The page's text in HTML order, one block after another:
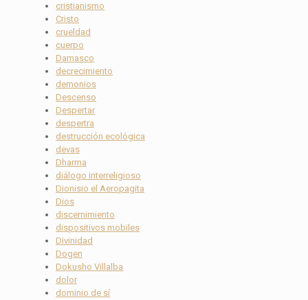
cristianismo
Cristo
crueldad
cuerpo
Damasco
decrecimiento
demonios
Descenso
Despertar
despertra
destrucción ecológica
devas
Dharma
diálogo interreligioso
Dionisio el Aeropagita
Dios
discernimiento
dispositivos mobiles
Divinidad
Dogen
Dokusho Villalba
dolor
dominio de sí